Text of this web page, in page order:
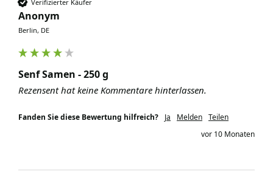
Verifizierter Käufer
Anonym
Berlin, DE
Senf Samen - 250 g
Rezensent hat keine Kommentare hinterlassen.
Fanden Sie diese Bewertung hilfreich? Ja Melden Teilen
vor 10 Monaten